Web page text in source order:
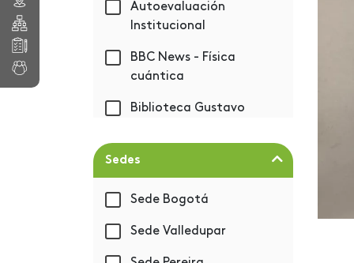
Autoevaluación
Institucional
BBC News - Física
cuántica
Biblioteca Gustavo
Bienestar
Sedes
Sede Bogotá
Sede Valledupar